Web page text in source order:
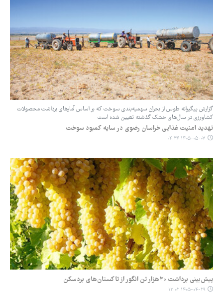
گزارش پیگیرانه طوس از بحران سهمیه‌بندی سوخت که بر اساس آمارهای برداشت محصولات
کشاورزی در سال‌های خشک گذشته تعیین شده است
تهدید امنیت غذایی خراسان رضوی در سایه کمبود سوخت
۱۴۰۵-۰۵-۰۷ ۰۴:۳۶
پیش‌بینی برداشت ۲۰هزار تن انگور از تاکستان‌های بردسکن
۱۴۰۵-۰۴-۲۹ ۱۳:۰۲